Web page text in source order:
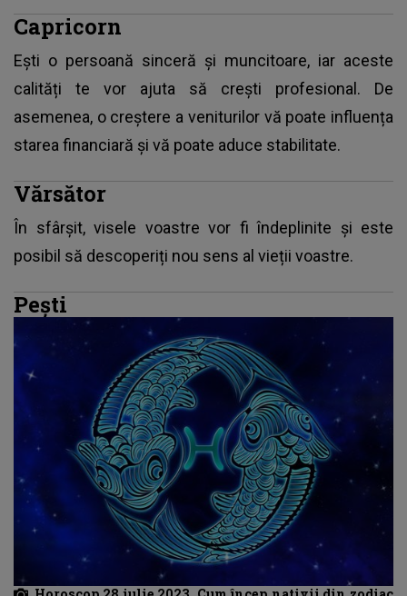
Capricorn
Ești o persoană sinceră și muncitoare, iar aceste
calități te vor ajuta să crești profesional. De
asemenea, o creștere a veniturilor vă poate influența
starea financiară și vă poate aduce stabilitate.
Vărsător
În sfârșit, visele voastre vor fi îndeplinite și este
posibil să descoperiți nou sens al vieții voastre.
Pești